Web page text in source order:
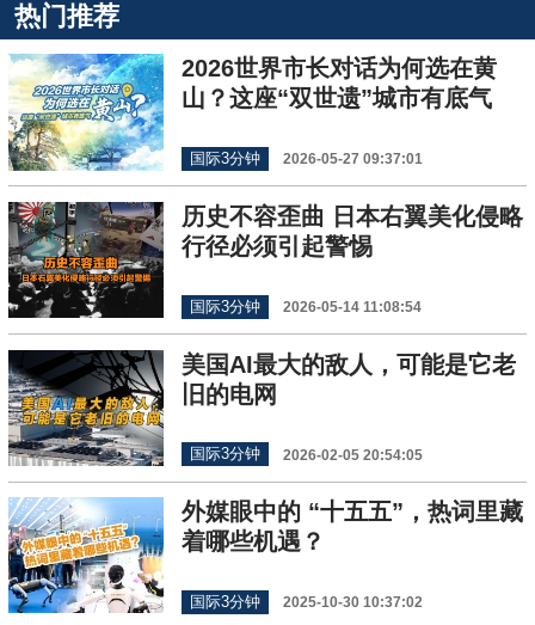
热门推荐
2026世界市长对话为何选在黄
山？这座“双世遗”城市有底气
国际3分钟 2026-05-27 09:37:01
历史不容歪曲 日本右翼美化侵略
行径必须引起警惕
国际3分钟 2026-05-14 11:08:54
美国AI最大的敌人，可能是它老
旧的电网
国际3分钟 2026-02-05 20:54:05
外媒眼中的 “十五五”，热词里藏
着哪些机遇？
国际3分钟 2025-10-30 10:37:02